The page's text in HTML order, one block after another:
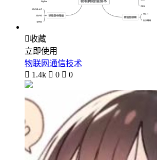
收藏
立即使用
物联网通信技术
 1.4k  0  0